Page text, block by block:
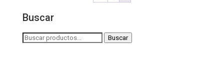
Buscar
Buscar
Buscar